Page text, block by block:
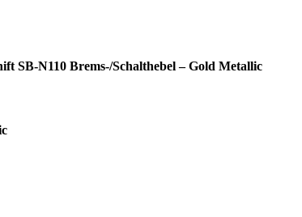
SB-N110 Brems-/Schalthebel – Gold Metallic